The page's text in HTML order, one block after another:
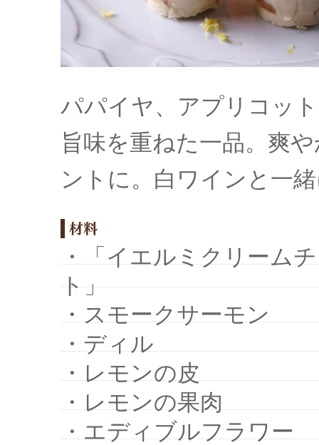
パパイヤ、アプリコッ
旨味を重ねた一品。爽
ントに。白ワインと一
・「イエルミクリーム
ト」
・スモークサーモン
・ディル
・レモンの皮
・レモンの果肉
・エディブルフラワー